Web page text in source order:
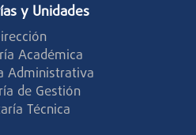
y Unidades
Académica
Administrativa
de Gestión
Técnica